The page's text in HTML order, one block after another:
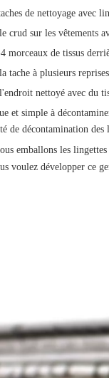
de nettoyage avec
crud sur les vêtements
morceaux de tissus
tache à plusieurs
nettoyé avec du
et simple à
de décontamination des
emballons les
voulez développer ce